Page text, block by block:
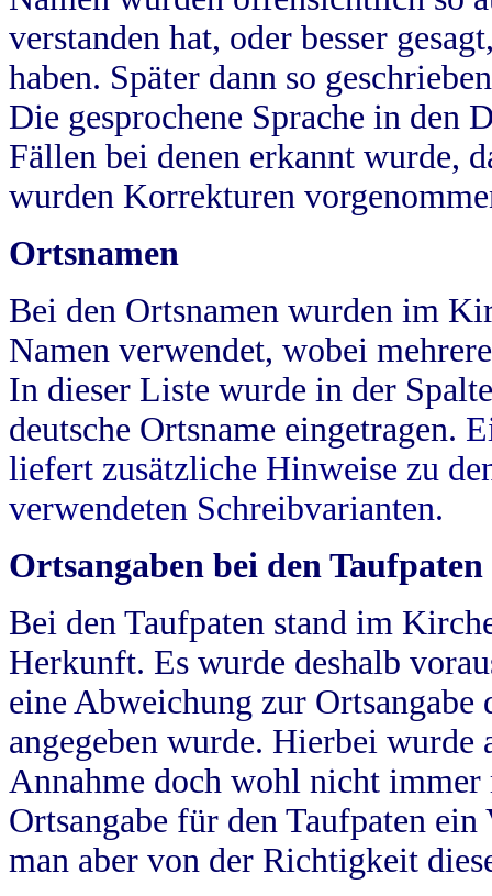
verstanden hat, oder besser
haben. Später dann so
Die gesprochene Sprache in
Fällen bei denen erkannt wurde,
wurden Korrekturen
Ortsnamen
Bei den Ortsnamen wurden im
Namen verwendet, wobei
In dieser Liste wurde in der
deutsche Ortsname eingetragen.
liefert zusätzliche Hinweise zu
verwendeten Schreibvarianten.
Ortsangaben bei den Taufpaten
Bei den Taufpaten stand im
Herkunft. Es wurde deshalb
eine Abweichung zur
angegeben wurde. Hierbei wurde
Annahme doch wohl nicht
Ortsangabe für den Taufpaten
man aber von der Richtigkeit